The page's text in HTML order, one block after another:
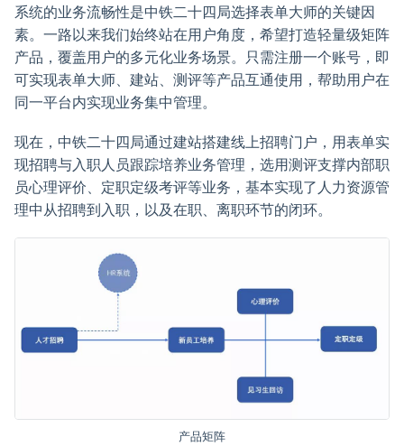
系统的业务流畅性是中铁二十四局选择表单大师的关键因
素。一路以来我们始终站在用户角度，希望打造轻量级矩阵
产品，覆盖用户的多元化业务场景。只需注册一个账号，即
可实现表单大师、建站、测评等产品互通使用，帮助用户在
同一平台内实现业务集中管理。
现在，中铁二十四局通过建站搭建线上招聘门户，用表单实
现招聘与入职人员跟踪培养业务管理，选用测评支撑内部职
员心理评价、定职定级考评等业务，基本实现了人力资源管
理中从招聘到入职，以及在职、离职环节的闭环。
产品矩阵